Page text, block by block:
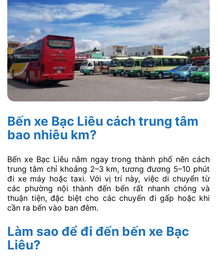
Bến xe Bạc Liêu cách trung tâm
bao nhiêu km?
Bến xe Bạc Liêu nằm ngay trong thành phố nên cách
trung tâm chỉ khoảng 2–3 km, tương đương 5–10 phút
đi xe máy hoặc taxi. Với vị trí này, việc di chuyển từ
các phường nội thành đến bến rất nhanh chóng và
thuận tiện, đặc biệt cho các chuyến đi gấp hoặc khi
cần ra bến vào ban đêm.
Làm sao để đi đến bến xe Bạc
Liêu?